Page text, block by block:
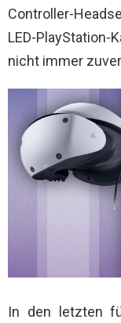
Controller-
LED-
nicht immer
In den letzten